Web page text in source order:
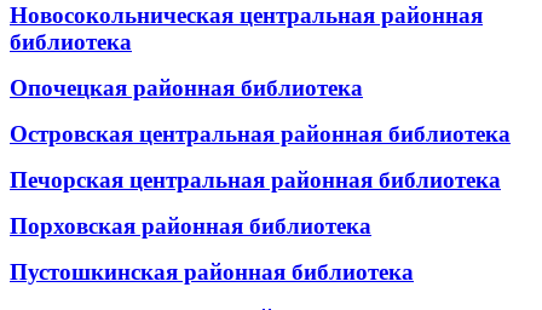
Новосокольническая центральная районная
библиотека
Опочецкая районная библиотека
Островская центральная районная библиотека
Печорская центральная районная библиотека
Порховская районная библиотека
Пустошкинская районная библиотека